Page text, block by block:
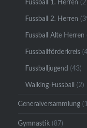
Fussball 1. Herren
Fussball 2. Herren
Fussball Alte Herren
Fussballförderkreis
Fussballjugend (43)
Walking-Fussball (2)
Generalversammlung
Gymnastik (87)